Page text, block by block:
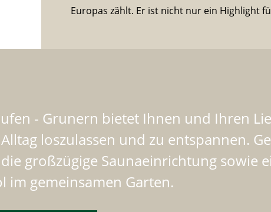
Europas zählt. Er ist nicht nur ein Highlight
- Grunern bietet Ihnen und Ihren
loszulassen und zu entspannen.
großzügige Saunaeinrichtung sowie
im gemeinsamen Garten.